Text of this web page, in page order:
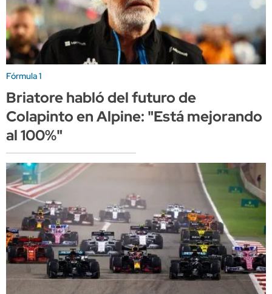
Fórmula 1
Briatore habló del futuro de
Colapinto en Alpine: "Está mejorando
al 100%"